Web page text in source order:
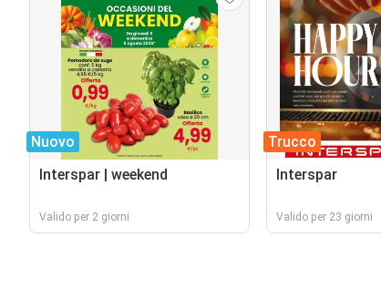
Nuovo
Interspar | weekend
Valido per 2 giorni
Trucco
Interspar
Valido per 23 giorni